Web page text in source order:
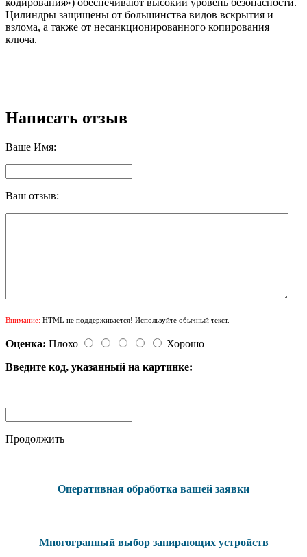
кодирования») обеспечивают высокий уровень безопасности.
Цилиндры защищены от большинства видов вскрытия и
взлома, а также от несанкционированного копирования
ключа.
Написать отзыв
Ваше Имя:
Ваш отзыв:
Внимание: HTML не поддерживается! Используйте обычный текст.
Оценка: Плохо
Хорошо
Введите код, указанный на картинке:
Продолжить
Оперативная обработка вашей заявки
Многогранный выбор запирающих устройств